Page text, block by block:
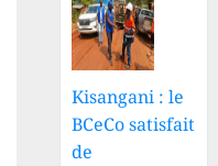
Kisangani : le
BCeCo satisfait
de